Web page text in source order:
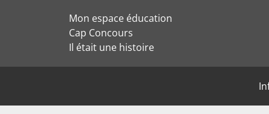
Mon espace éducation
Cap Concours
Il était une histoire